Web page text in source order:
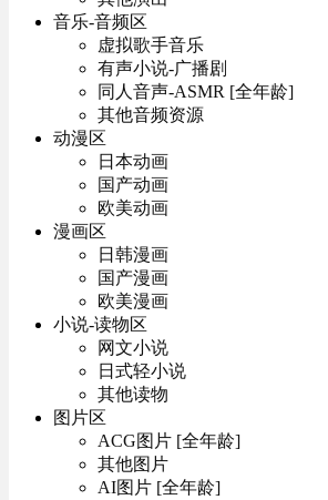
音乐-音频区
虚拟歌手音乐
有声小说-广播剧
同人音声-ASMR [全年龄]
其他音频资源
动漫区
日本动画
国产动画
欧美动画
漫画区
日韩漫画
国产漫画
欧美漫画
小说-读物区
网文小说
日式轻小说
其他读物
图片区
ACG图片 [全年龄]
其他图片
AI图片 [全年龄]